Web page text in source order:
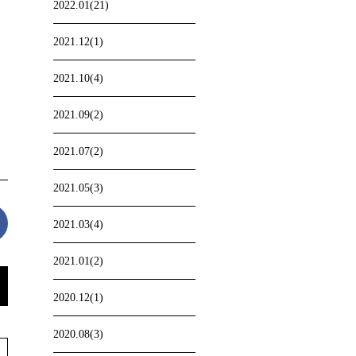
2022.01(21)
2021.12(1)
2021.10(4)
2021.09(2)
2021.07(2)
2021.05(3)
2021.03(4)
2021.01(2)
2020.12(1)
2020.08(3)